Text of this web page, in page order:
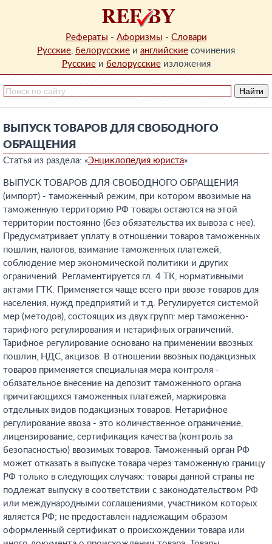
Рефераты - Афоризмы - Словари
Русские, белорусские и английские сочинения
Русскиеи белорусскиеизложения
ВЫПУСК ТОВАРОВ ДЛЯ СВОБОДНОГО
ОБРАЩЕНИЯ
Статья из раздела: «Энциклопедия юриста»
ВЫПУСК ТОВАРОВ ДЛЯ СВОБОДНОГО ОБРАЩЕНИЯ
(импорт) - таможенный режим, при котором ввозимые на
таможенную территорию РФ товары остаются на этой
территории постоянно (без обязательства их вывоза с нее).
Предусматривает уплату в отношении товаров таможенных
пошлин, налогов, взимание таможенных платежей,
соблюдение мер экономической политики и других
ограничений. Регламентируется гл. 4 ТК, нормативными
актами ГТК. Применяется чаще всего при ввозе товаров для
населения, нужд предприятий и т.д. Регулируется системой
мер (методов), состоящих из двух групп: мер таможенно-
тарифного регулирования и нетарифных ограничений.
Тарифное регулирование основано на применении ввозных
пошлин, НДС, акцизов. В отношении ввозных подакцизных
товаров применяется специальная мера контроля -
обязательное внесение на депозит таможенного органа
причитающихся таможенных платежей, маркировка
отдельных видов подакцизных товаров. Нетарифное
регулирование ввоза - это количественное ограничение,
лицензирование, сертификация качества (контроль за
безопасностью) ввозимых товаров. Таможенный орган РФ
может отказать в выпуске товара через таможенную границу
РФ только в следующих случаях: товары данной страны не
подлежат выпуску в соответствии с законодательством РФ
или международными соглашениями, участником которых
является РФ; не предоставлен надлежащим образом
оформленный сертификат о происхождении товара или